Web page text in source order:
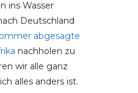
ins Wasser
Deutschland
abgesagte
nachholen zu
wir alle ganz
alles anders ist.